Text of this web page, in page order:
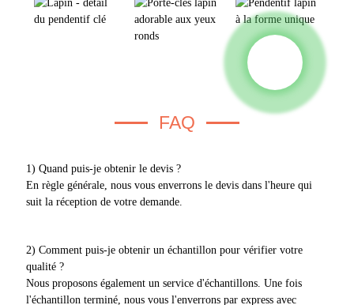
FAQ
1) Quand puis-je obtenir le devis ?
En règle générale, nous vous enverrons le devis dans l'heure qui
suit la réception de votre demande.
2) Comment puis-je obtenir un échantillon pour vérifier votre
qualité ?
Nous proposons également un service d'échantillons. Une fois
l'échantillon terminé, nous vous l'enverrons par express avec